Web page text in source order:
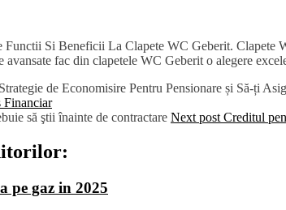
Functii Si Beneficii La Clapete WC Geberit. Clapete
fac din clapetele WC Geberit o alegere
Financiar
Next post Creditul
pe gaz in 2025